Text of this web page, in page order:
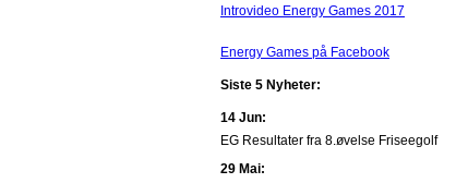
Introvideo Energy Games 2017
Energy Games på Facebook
Siste 5 Nyheter:
14 Jun:
EG Resultater fra 8.øvelse Friseegolf
29 Mai: